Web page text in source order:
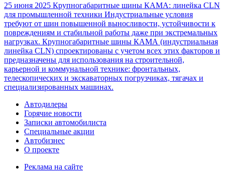
25 июня 2025 Крупногабаритные шины КАМА: линейка CLN
для промышленной техники Индустриальные условия
требуют от шин повышенной выносливости, устойчивости к
повреждениям и стабильной работы даже при экстремальных
нагрузках. Крупногабаритные шины КАМА (индустриальная
линейка CLN) спроектированы с учетом всех этих факторов и
предназначены для использования на строительной,
карьерной и коммунальной технике: фронтальных,
телескопических и экскаваторных погрузчиках, тягачах и
специализированных машинах.
Автодилеры
Горячие новости
Записки автомобилиста
Специальные акции
Автобизнес
О проекте
Реклама на сайте